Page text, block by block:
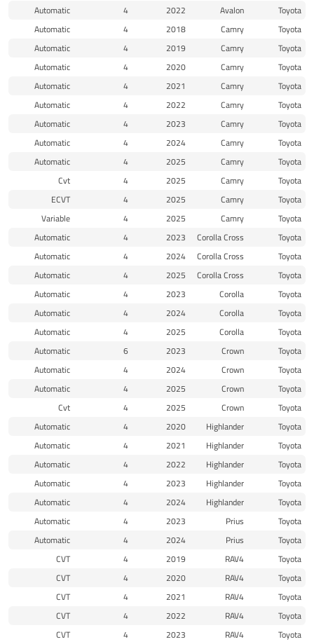
Toyota
Avalon
2022
4
Automatic
Toyota
Camry
2018
4
Automatic
Toyota
Camry
2019
4
Automatic
Toyota
Camry
2020
4
Automatic
Toyota
Camry
2021
4
Automatic
Toyota
Camry
2022
4
Automatic
Toyota
Camry
2023
4
Automatic
Toyota
Camry
2024
4
Automatic
Toyota
Camry
2025
4
Automatic
Toyota
Camry
2025
4
Cvt
Toyota
Camry
2025
4
ECVT
Toyota
Camry
2025
4
Variable
Toyota
Corolla Cross
2023
4
Automatic
Toyota
Corolla Cross
2024
4
Automatic
Toyota
Corolla Cross
2025
4
Automatic
Toyota
Corolla
2023
4
Automatic
Toyota
Corolla
2024
4
Automatic
Toyota
Corolla
2025
4
Automatic
Toyota
Crown
2023
6
Automatic
Toyota
Crown
2024
4
Automatic
Toyota
Crown
2025
4
Automatic
Toyota
Crown
2025
4
Cvt
Toyota
Highlander
2020
4
Automatic
Toyota
Highlander
2021
4
Automatic
Toyota
Highlander
2022
4
Automatic
Toyota
Highlander
2023
4
Automatic
Toyota
Highlander
2024
4
Automatic
Toyota
Prius
2023
4
Automatic
Toyota
Prius
2024
4
Automatic
Toyota
RAV4
2019
4
CVT
Toyota
RAV4
2020
4
CVT
Toyota
RAV4
2021
4
CVT
Toyota
RAV4
2022
4
CVT
Toyota
RAV4
2023
4
CVT